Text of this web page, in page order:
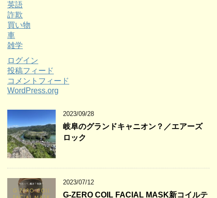
英語
詐欺
買い物
車
雑学
ログイン
投稿フィード
コメントフィード
WordPress.org
2023/09/28
岐阜のグランドキャニオン？／エアーズ
ロック
2023/07/12
G-ZERO COIL FACIAL MASK新コイルテ